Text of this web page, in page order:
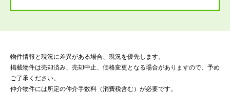
物件情報と現況に差異がある場合、現況を優先します。
掲載物件は売却済み、売却中止、価格変更となる場合がありますので、予め
ご了承ください。
仲介物件には所定の仲介手数料（消費税含む）が必要です。